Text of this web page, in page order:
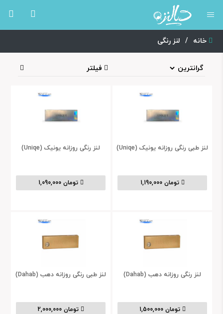
خانه / لنز رنگی
فیلتر
لنز رنگی روزانه یونیک (Uniqe)
تومان 1,090,000
لنز طبی رنگی روزانه یونیک (Uniqe)
تومان 1,190,000
لنز طبی رنگی روزانه دهب (Dahab) لنز رنگی روزانه دهب (Dahab)
تومان 1,500,000